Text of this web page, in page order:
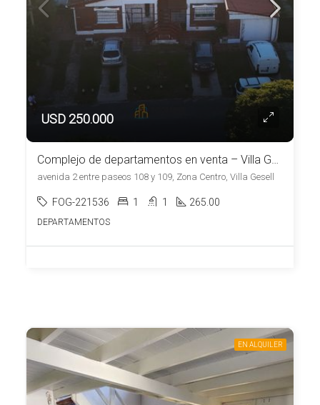
USD 250.000
Complejo de departamentos en venta – Villa Gesell Zona Centro
avenida 2 entre paseos 108 y 109, Zona Centro, Villa Gesell
FOG-221536 1 1 265.00
DEPARTAMENTOS
EN ALQUILER